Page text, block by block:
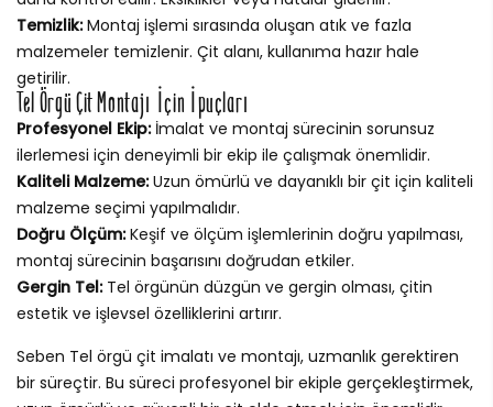
Temizlik:Montaj işlemi sırasında oluşan atık ve fazla
malzemeler temizlenir. Çit alanı, kullanıma hazır hale
getirilir.
Tel Örgü Çit Montajı İçin İpuçları
Profesyonel Ekip:İmalat ve montaj sürecinin sorunsuz
ilerlemesi için deneyimli bir ekip ile çalışmak önemlidir.
Kaliteli Malzeme:Uzun ömürlü ve dayanıklı bir çit için kaliteli
malzeme seçimi yapılmalıdır.
Doğru Ölçüm:Keşif ve ölçüm işlemlerinin doğru yapılması,
montaj sürecinin başarısını doğrudan etkiler.
Gergin Tel:Tel örgünün düzgün ve gergin olması, çitin
estetik ve işlevsel özelliklerini artırır.
Seben Tel örgü çit imalatı ve montajı, uzmanlık gerektiren
bir süreçtir. Bu süreci profesyonel bir ekiple gerçekleştirmek,